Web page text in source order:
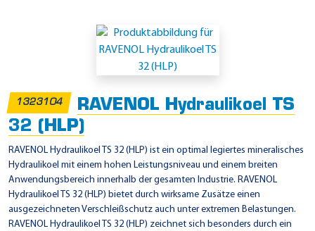
1323104
RAVENOL Hydraulikoel TS
32 (HLP)
RAVENOL Hydraulikoel TS 32 (HLP) ist ein optimal legiertes mineralisches
Hydraulikoel mit einem hohen Leistungsniveau und einem breiten
Anwendungsbereich innerhalb der gesamten Industrie. RAVENOL
Hydraulikoel TS 32 (HLP) bietet durch wirksame Zusätze einen
ausgezeichneten Verschleißschutz auch unter extremen Belastungen.
RAVENOL Hydraulikoel TS 32 (HLP) zeichnet sich besonders durch ein